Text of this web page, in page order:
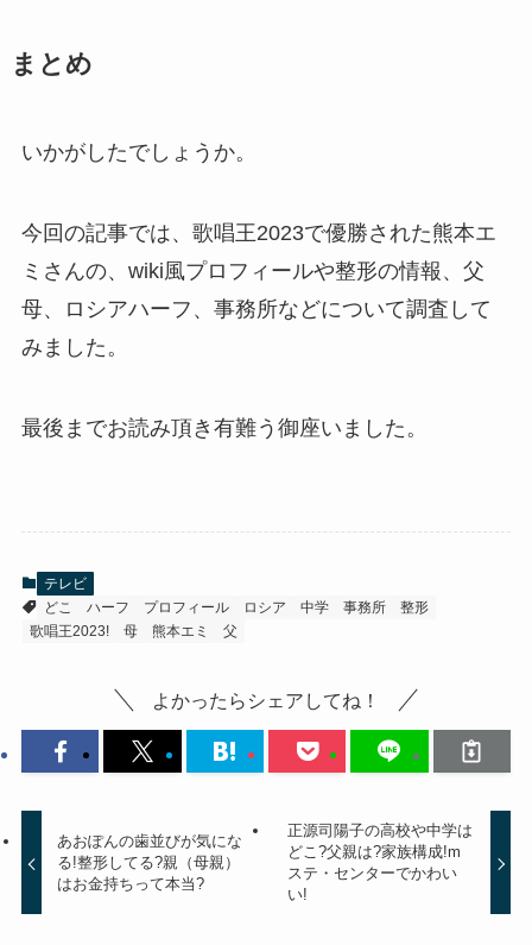
まとめ
いかがしたでしょうか。
今回の記事では、歌唱王2023で優勝された熊本エ
ミさんの、wiki風プロフィールや整形の情報、父
母、ロシアハーフ、事務所などについて調査して
みました。
最後までお読み頂き有難う御座いました。
テレビ
どこ
ハーフ プロフィール ロシア 中学 事務所
整形
歌唱王2023!
母 熊本エミ 父
よかったらシェアしてね！
あおぽんの歯並びが気にな
る!整形してる?親（母親）
はお金持ちって本当?
正源司陽子の高校や中学は
どこ?父親は?家族構成!m
ステ・センターでかわい
い!